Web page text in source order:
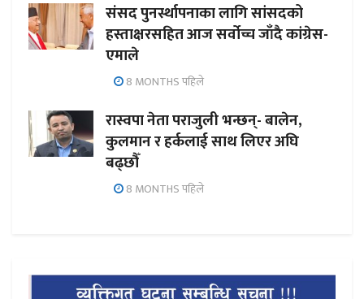
संसद पुनर्स्थापनाका लागि सांसदको
हस्ताक्षरसहित आज सर्वोच्च जाँदै कांग्रेस-
एमाले
8 MONTHS पहिले
रास्वपा नेता पराजुली भन्छन्- बालेन,
कुलमान र हर्कलाई साथ लिएर अघि
बढ्छौँ
8 MONTHS पहिले